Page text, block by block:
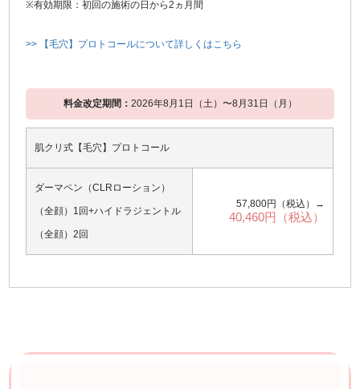
※有効期限：初回の施術の日から2ヵ月間
>> 【毛穴】プロトコールについて詳しくはこちら
料金改定期間： 2026年8月1日（土）〜8月31日（月）
肌クリ式【毛穴】プロトコール
ダーマペン（CLRローション）
（全顔）1回+ハイドラジェントル
（全顔）2回
57,800円（税込）→
40,460円（税込）